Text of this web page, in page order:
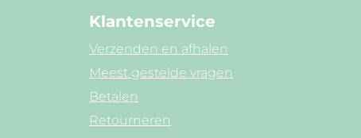
Klantenservice
Verzenden en afhalen
Meest gestelde vragen
Betalen
Retourneren